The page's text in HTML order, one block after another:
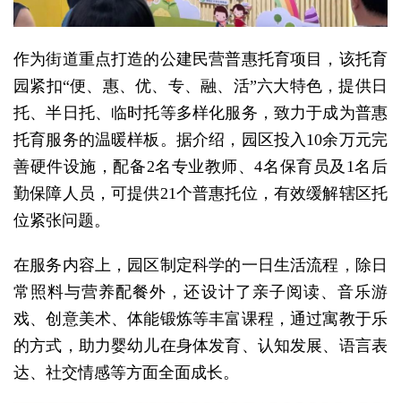
作为街道重点打造的公建民营普惠托育项目，该托育
园紧扣“便、惠、优、专、融、活”六大特色，提供日
托、半日托、临时托等多样化服务，致力于成为普惠
托育服务的温暖样板。据介绍，园区投入10余万元完
善硬件设施，配备2名专业教师、4名保育员及1名后
勤保障人员，可提供21个普惠托位，有效缓解辖区托
位紧张问题。
在服务内容上，园区制定科学的一日生活流程，除日
常照料与营养配餐外，还设计了亲子阅读、音乐游
戏、创意美术、体能锻炼等丰富课程，通过寓教于乐
的方式，助力婴幼儿在身体发育、认知发展、语言表
达、社交情感等方面全面成长。